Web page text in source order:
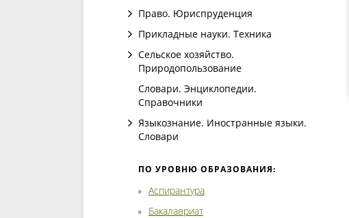
Право. Юриспруденция
Прикладные науки. Техника
Сельское хозяйство.
Природопользование
Словари. Энциклопедии.
Справочники
Языкознание. Иностранные языки.
Словари
ПО УРОВНЮ ОБРАЗОВАНИЯ:
Аспирантура
Бакалавриат